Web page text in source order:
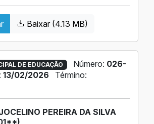
Baixar (4.13 MB)
DE EDUCAÇÃO Número: 026-
13/02/2026
Término:
PEREIRA DA SILVA